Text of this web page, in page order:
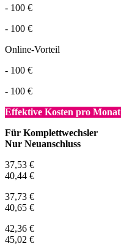
- 100 €
- 100 €
Online-Vorteil
- 100 €
- 100 €
Effektive Kosten pro Monat
Für Komplettwechsler
Nur Neuanschluss
37,53 €
40,44 €
37,73 €
40,65 €
42,36 €
45,02 €